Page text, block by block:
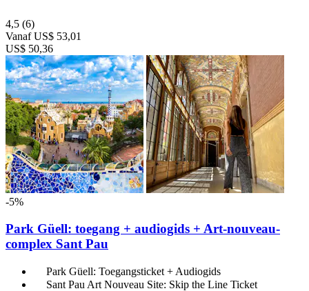
4,5 (6)
Vanaf US$ 53,01
US$ 50,36
-5%
Park Güell: toegang + audiogids + Art-nouveau-
complex Sant Pau
Park Güell: Toegangsticket + Audiogids
Sant Pau Art Nouveau Site: Skip the Line Ticket